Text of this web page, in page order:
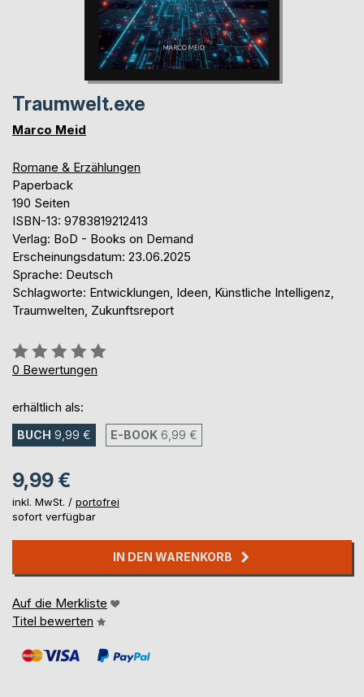
Traumwelt.exe
Marco Meid
Romane & Erzählungen
Paperback
190 Seiten
ISBN-13: 9783819212413
Verlag: BoD - Books on Demand
Erscheinungsdatum: 23.06.2025
Sprache: Deutsch
Schlagworte: Entwicklungen, Ideen, Künstliche Intelligenz,
Traumwelten, Zukunftsreport
Bewertung::
0%
0 Bewertungen
erhältlich als:
BUCH 9,99 € E-BOOK 6,99 €
9,99 €
inkl. MwSt. / portofrei
sofort verfügbar
IN DEN WARENKORB
Auf die Merkliste
Titel bewerten